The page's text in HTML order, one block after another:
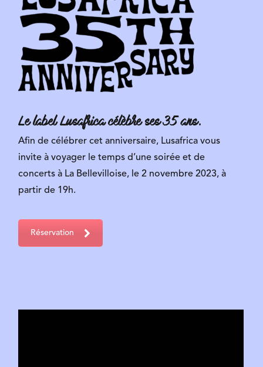
Le label Lusafrica célèbre ses 35 ans.
Afin de célébrer cet anniversaire, Lusafrica vous
invite à voyager le temps d’une soirée et de
concerts à La Bellevilloise, le 2 novembre 2023, à
partir de 19h.
Réservation